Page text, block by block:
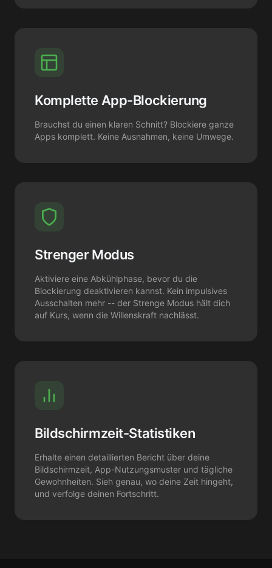
Komplette App-Blockierung
Brauchst du einen klaren Schnitt? Blockiere ganze
Apps komplett. Keine Ausnahmen, keine Umwege.
Strenger Modus
Aktiviere eine Abkühlphase, bevor du die
Blockierung deaktivieren kannst. Kein impulsives
Ausschalten mehr -- der Strenge Modus hält dich
auf Kurs, wenn die Willenskraft nachlässt.
Bildschirmzeit-Statistiken
Erhalte einen detaillierten Bericht über deine
Bildschirmzeit, App-Nutzungsmuster und tägliche
Gewohnheiten. Sieh genau, wo deine Zeit hingeht,
und verfolge deinen Fortschritt.